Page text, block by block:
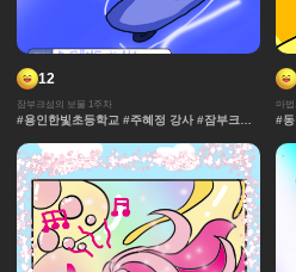
12
잠부크섬의 보물 1주차
#용인한빛초등학교 #주혜정 강사 #잠부크섬
험 #마법 #세계관 중세 #보물
마
#동
티
창
무